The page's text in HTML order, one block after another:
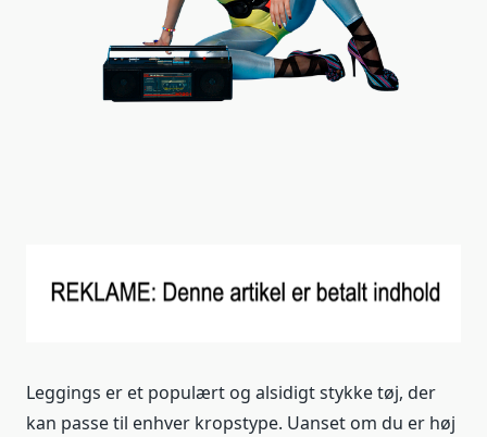
Leggings er et populært og alsidigt stykke tøj, der
kan passe til enhver kropstype. Uanset om du er høj